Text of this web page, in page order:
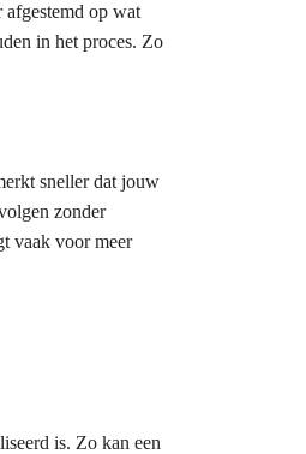
afgestemd op wat
in het proces. Zo
sneller dat jouw
zonder
vaak voor meer
is. Zo kan een